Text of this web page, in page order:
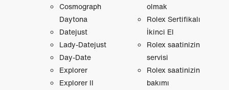
Cosmograph
Daytona
Datejust
Lady-Datejust
Day-Date
Explorer
Explorer II
olmak
Rolex Sertifikalı
İkinci El
Rolex saatinizin
servisi
Rolex saatinizin
bakımı